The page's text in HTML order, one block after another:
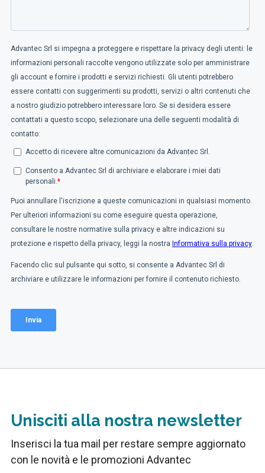
Unisciti alla nostra newsletter
Inserisci la tua mail per restare sempre aggiornato
con le novità e le promozioni Advantec